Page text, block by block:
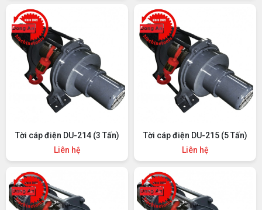
Tời cáp điện DU-214 (3 Tấn)
Liên hệ
Tời cáp điện DU-215 (5 Tấn)
Liên hệ